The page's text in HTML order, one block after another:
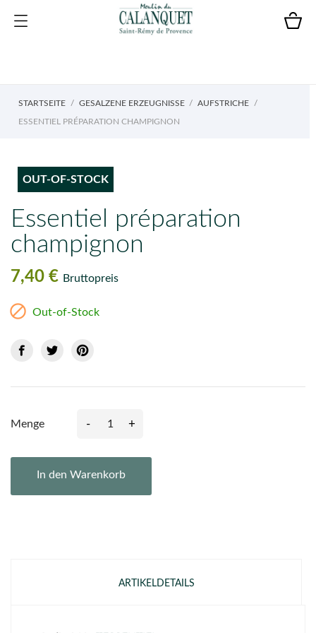
STARTSEITE GESALZENE ERZEUGNISSE AUFSTRICHE
ESSENTIEL PRÉPARATION CHAMPIGNON
OUT-OF-STOCK
Essentiel préparation
champignon
7,40 € Bruttopreis
 Out-of-Stock
Menge - +
In den Warenkorb
ARTIKELDETAILS